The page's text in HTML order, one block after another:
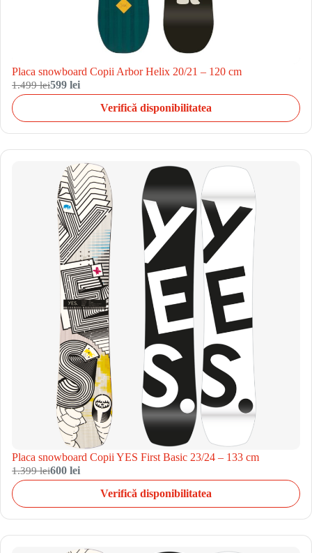
Placa snowboard Copii Arbor Helix 20/21 – 120 cm
1.499 lei599 lei
Verifică disponibilitatea
Placa snowboard Copii YES First Basic 23/24 – 133 cm
1.399 lei600 lei
Verifică disponibilitatea